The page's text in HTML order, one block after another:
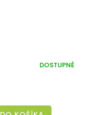
DOSTUPNÉ